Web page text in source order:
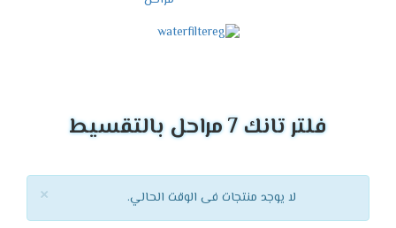
فلتر تانك 7 مراحل بالتقسيط
× لا يوجد منتجات فى الوقت الحالي.